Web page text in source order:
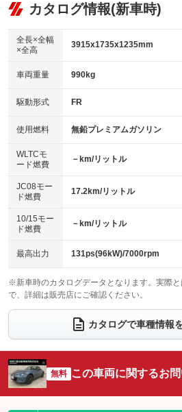
リフトアップ
：装備なし
：装備なし
パワーウィンドウ
アイドリングストップ
：装備なし
USB入力端子
：装備あり
100V電源
：装備なし
センターデフロック
：装備なし
電動格納ミラー
：装備あり
ビジュアル
：装備なし
：装備あり
革シート
キーレス
HID(キセノンライト)
：装備なし
バックカメラ
：装備なし
エアロ
：装備なし
：装備なし
パワーシート
ベンチシート
：装備なし
チップアップシート
：装備なし
：装備なし
ウォークスルー
：装備なし
電動リアゲート
：装備なし
サイドカメラ
：装備なし
：装備なし
カタログ情報(新車時)
全長×全幅
×全高
3915x1735x1235mm
車両重量 990kg
駆動形式 FR
使用燃料 無鉛プレミアムガソリン
WLTCモ
ード燃費
－km/リットル
JC08モー
ド燃費
17.2km/リットル
10/15モー
ド燃費
－km/リットル
最高出力 131ps(96kW)/7000rpm
※新車時のカタログデータとなります。実際
で、詳細は販売店にご確認ください。
カタログで車種情報
無料 この車両に関するお